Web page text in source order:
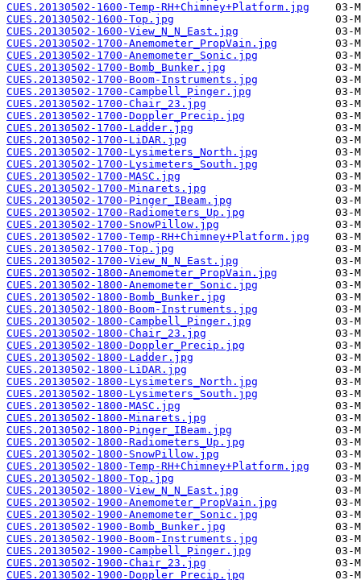
CUES.20130502-1600-Temp-RH+Chimney+Platform.jpg
CUES.20130502-1600-Top.jpg
CUES.20130502-1600-View_N_N_East.jpg
CUES.20130502-1700-Anemometer_PropVain.jpg
CUES.20130502-1700-Anemometer_Sonic.jpg
CUES.20130502-1700-Bomb_Bunker.jpg
CUES.20130502-1700-Boom-Instruments.jpg
CUES.20130502-1700-Campbell_Pinger.jpg
CUES.20130502-1700-Chair_23.jpg
CUES.20130502-1700-Doppler_Precip.jpg
CUES.20130502-1700-Ladder.jpg
CUES.20130502-1700-LiDAR.jpg
CUES.20130502-1700-Lysimeters_North.jpg
CUES.20130502-1700-Lysimeters_South.jpg
CUES.20130502-1700-MASC.jpg
CUES.20130502-1700-Minarets.jpg
CUES.20130502-1700-Pinger_IBeam.jpg
CUES.20130502-1700-Radiometers_Up.jpg
CUES.20130502-1700-SnowPillow.jpg
CUES.20130502-1700-Temp-RH+Chimney+Platform.jpg
CUES.20130502-1700-Top.jpg
CUES.20130502-1700-View_N_N_East.jpg
CUES.20130502-1800-Anemometer_PropVain.jpg
CUES.20130502-1800-Anemometer_Sonic.jpg
CUES.20130502-1800-Bomb_Bunker.jpg
CUES.20130502-1800-Boom-Instruments.jpg
CUES.20130502-1800-Campbell_Pinger.jpg
CUES.20130502-1800-Chair_23.jpg
CUES.20130502-1800-Doppler_Precip.jpg
CUES.20130502-1800-Ladder.jpg
CUES.20130502-1800-LiDAR.jpg
CUES.20130502-1800-Lysimeters_North.jpg
CUES.20130502-1800-Lysimeters_South.jpg
CUES.20130502-1800-MASC.jpg
CUES.20130502-1800-Minarets.jpg
CUES.20130502-1800-Pinger_IBeam.jpg
CUES.20130502-1800-Radiometers_Up.jpg
CUES.20130502-1800-SnowPillow.jpg
CUES.20130502-1800-Temp-RH+Chimney+Platform.jpg
CUES.20130502-1800-Top.jpg
CUES.20130502-1800-View_N_N_East.jpg
CUES.20130502-1900-Anemometer_PropVain.jpg
CUES.20130502-1900-Anemometer_Sonic.jpg
CUES.20130502-1900-Bomb_Bunker.jpg
CUES.20130502-1900-Boom-Instruments.jpg
CUES.20130502-1900-Campbell_Pinger.jpg
CUES.20130502-1900-Chair_23.jpg
CUES.20130502-1900-Doppler_Precip.jpg